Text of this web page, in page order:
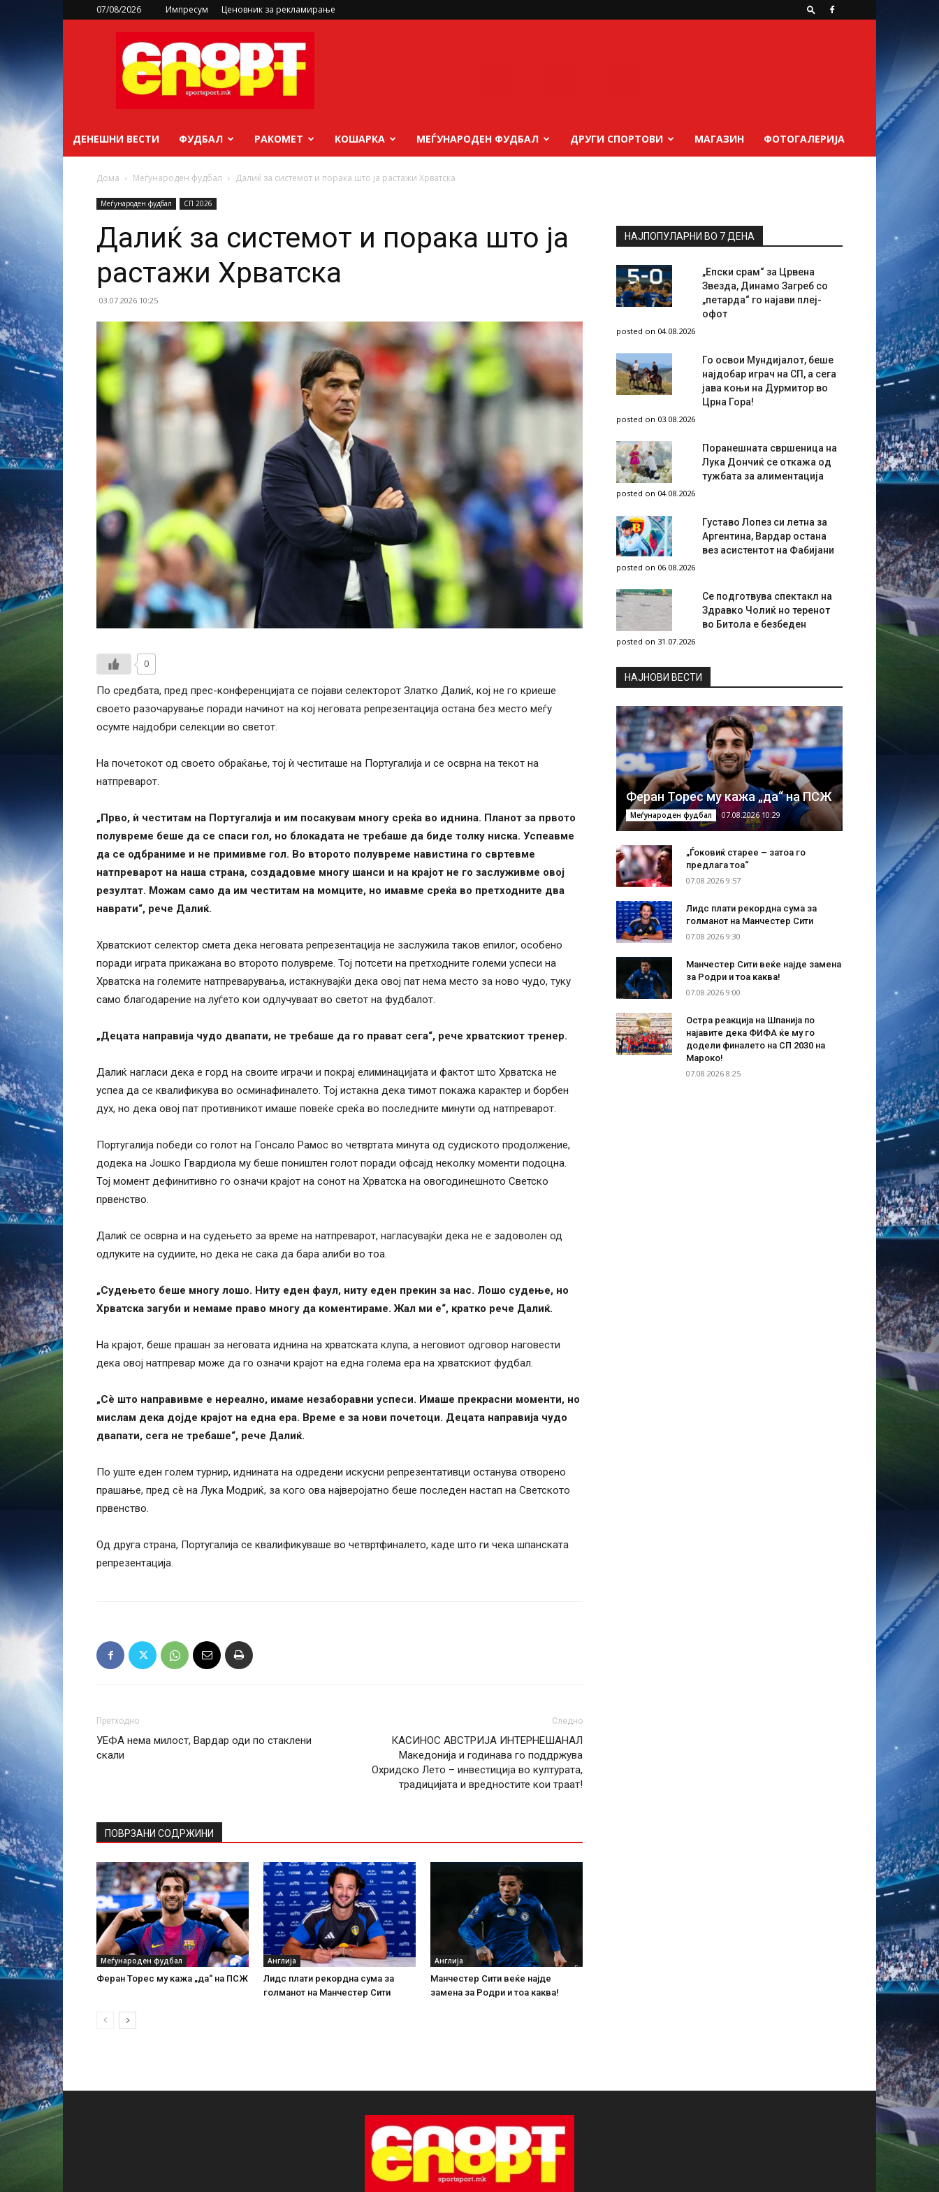
07/08/2026 Импресум Ценовник за рекламирање
sportsport.mk
ДЕНЕШНИ ВЕСТИ ФУДБАЛ РАКОМЕТ КОШАРКА МЕЃУНАРОДЕН ФУДБАЛ ДРУГИ СПОРТОВИ МАГАЗИН ФОТОГАЛЕРИЈА
Дома Меѓународен фудбал Далиќ за системот и порака што ја растажи Хрватска
Меѓународен фудбал СП 2026
Далиќ за системот и порака што ја
растажи Хрватска
03.07.2026 10:25
0
По средбата, пред прес-конференцијата се појави селекторот Златко Далиќ, кој не го криеше
своето разочарување поради начинот на кој неговата репрезентација остана без место меѓу
осумте најдобри селекции во светот.
На почетокот од своето обраќање, тој ѝ честиташе на Португалија и се осврна на текот на
натпреварот.
„Прво, ѝ честитам на Португалија и им посакувам многу среќа во иднина. Планот за првото
полувреме беше да се спаси гол, но блокадата не требаше да биде толку ниска. Успеавме
да се одбраниме и не примивме гол. Во второто полувреме навистина го свртевме
натпреварот на наша страна, создадовме многу шанси и на крајот не го заслуживме овој
резултат. Можам само да им честитам на момците, но имавме среќа во претходните два
наврати“, рече Далиќ.
Хрватскиот селектор смета дека неговата репрезентација не заслужила таков епилог, особено
поради играта прикажана во второто полувреме. Тој потсети на претходните големи успеси на
Хрватска на големите натпреварувања, истакнувајќи дека овој пат нема место за ново чудо, туку
само благодарение на луѓето кои одлучуваат во светот на фудбалот.
„Децата направија чудо двапати, не требаше да го прават сега“, рече хрватскиот тренер.
Далиќ нагласи дека е горд на своите играчи и покрај елиминацијата и фактот што Хрватска не
успеа да се квалификува во осминафиналето. Тој истакна дека тимот покажа карактер и борбен
дух, но дека овој пат противникот имаше повеќе среќа во последните минути од натпреварот.
Португалија победи со голот на Гонсало Рамос во четвртата минута од судиското продолжение,
додека на Јошко Гвардиола му беше поништен голот поради офсајд неколку моменти подоцна.
Тој момент дефинитивно го означи крајот на сонот на Хрватска на овогодинешното Светско
првенство.
Далиќ се осврна и на судењето за време на натпреварот, нагласувајќи дека не е задоволен од
одлуките на судиите, но дека не сака да бара алиби во тоа.
„Судењето беше многу лошо. Ниту еден фаул, ниту еден прекин за нас. Лошо судење, но
Хрватска загуби и немаме право многу да коментираме. Жал ми е“, кратко рече Далиќ.
На крајот, беше прашан за неговата иднина на хрватската клупа, а неговиот одговор наговести
дека овој натпревар може да го означи крајот на една голема ера на хрватскиот фудбал.
„Сè што направивме е нереално, имаме незаборавни успеси. Имаше прекрасни моменти, но
мислам дека дојде крајот на една ера. Време е за нови почетоци. Децата направија чудо
двапати, сега не требаше“, рече Далиќ.
По уште еден голем турнир, иднината на одредени искусни репрезентативци останува отворено
прашање, пред сè на Лука Модриќ, за кого ова најверојатно беше последен настап на Светското
првенство.
Од друга страна, Португалија се квалификуваше во четвртфиналето, каде што ги чека шпанската
репрезентација.
Претходно
УЕФА нема милост, Вардар оди по стаклени
скали
Следно
КАСИНОС АВСТРИЈА ИНТЕРНЕШАНАЛ
Македонија и годинава го поддржува
Охридско Лето – инвестиција во културата,
традицијата и вредностите кои траат!
ПОВРЗАНИ СОДРЖИНИ
Меѓународен фудбал
Феран Торес му кажа „да“ на ПСЖ
Англија
Лидс плати рекордна сума за
голманот на Манчестер Сити
Англија
Манчестер Сити веќе најде
замена за Родри и тоа каква!
НАЈПОПУЛАРНИ ВО 7 ДЕНА
„Епски срам“ за Црвена
Звезда, Динамо Загреб со
„петарда“ го најави плеј-
офот
posted on 04.08.2026
Го освои Мундијалот, беше
најдобар играч на СП, а сега
јава коњи на Дурмитор во
Црна Гора!
posted on 03.08.2026
Поранешната свршеница на
Лука Дончиќ се откажа од
тужбата за алиментација
posted on 04.08.2026
Густаво Лопез си летна за
Аргентина, Вардар остана
вез асистентот на Фабијани
posted on 06.08.2026
Се подготвува спектакл на
Здравко Чолиќ но теренот
во Битола е безбеден
posted on 31.07.2026
НAЈНОВИ ВЕСТИ
Феран Торес му кажа „да“ на ПСЖ
Меѓународен фудбал 07.08.2026 10:29
„Ѓоковиќ старее – затоа го
предлага тоа“
07.08.2026 9:57
Лидс плати рекордна сума за
голманот на Манчестер Сити
07.08.2026 9:30
Манчестер Сити веќе најде замена
за Родри и тоа каква!
07.08.2026 9:00
Остра реакција на Шпанија по
најавите дека ФИФА ќе му го
додели финалето на СП 2030 на
Мароко!
07.08.2026 8:25